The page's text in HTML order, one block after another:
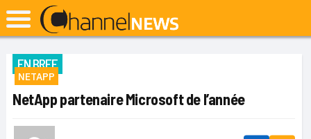
EN BREF
NETAPP
NetApp partenaire Microsoft de l’année